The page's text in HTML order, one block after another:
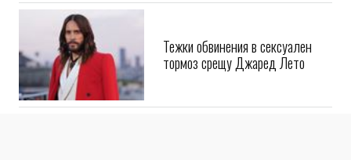
Тежки обвинения в сексуален
тормоз срещу Джаред Лето